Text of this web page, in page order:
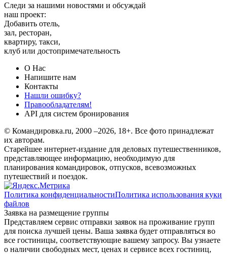
Следи за нашими новостями и обсуждай
наш проект:
Добавить отель,
зал, ресторан,
квартиру, такси,
клуб или достопримечательность
О Нас
Напишите нам
Контакты
Нашли ошибку?
Правообладателям!
API для систем бронирования
© Командировка.ru, 2000 –2026, 18+. Все фото принадлежат
их авторам.
Старейшее интернет-издание для деловых путешественников,
представляющее информацию, необходимую для
планирования командировок, отпусков, всевозможных
путешествий и поездок.
Политика конфиденциальностиПолитика использования куки
файлов
Заявка на размещение группы
Представляем сервис отправки заявок на проживание групп
для поиска лучшей цены. Ваша заявка будет отправляться во
все гостиницы, соответствующие вашему запросу. Вы узнаете
о наличии свободных мест, ценах и сервисе всех гостиниц,